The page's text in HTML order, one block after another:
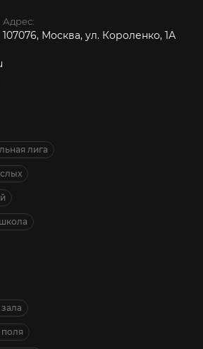
Адрес:
107076, Москва, ул. Короленко, 1А
лига